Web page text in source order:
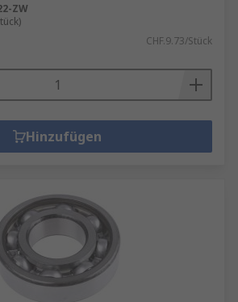
ZW
CHF.9.73/Stück
Hinzufügen